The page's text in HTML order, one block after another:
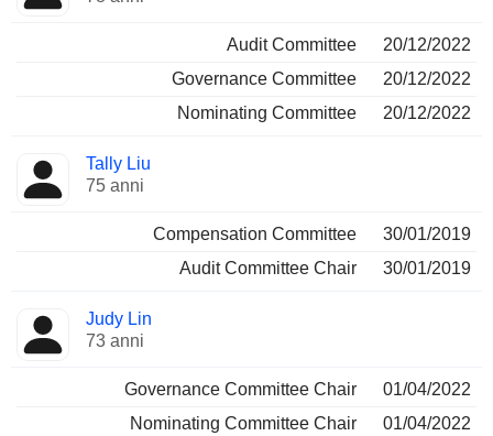
Audit Committee
20/12/2022
Governance Committee
20/12/2022
Nominating Committee
20/12/2022
Tally Liu
75 anni
Compensation Committee
30/01/2019
Audit Committee Chair
30/01/2019
Judy Lin
73 anni
Governance Committee Chair
01/04/2022
Nominating Committee Chair
01/04/2022